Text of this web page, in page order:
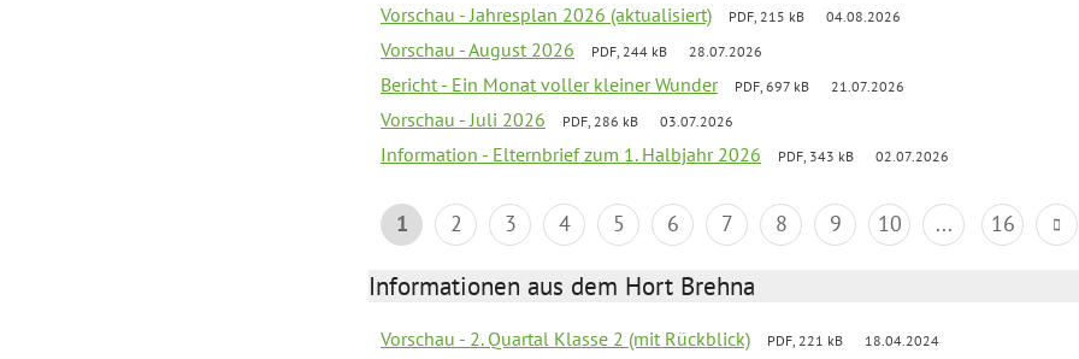
Vorschau - Jahresplan 2026 (aktualisiert) PDF, 215 kB 04.08.2026
Vorschau - August 2026 PDF, 244 kB 28.07.2026
Bericht - Ein Monat voller kleiner Wunder PDF, 697 kB 21.07.2026
Vorschau - Juli 2026 PDF, 286 kB 03.07.2026
Information - Elternbrief zum 1. Halbjahr 2026 PDF, 343 kB 02.07.2026
1 2 3 4 5 6 7 8 9 10 ... 16
Informationen aus dem Hort Brehna
Vorschau - 2. Quartal Klasse 2 (mit Rückblick) PDF, 221 kB 18.04.2024